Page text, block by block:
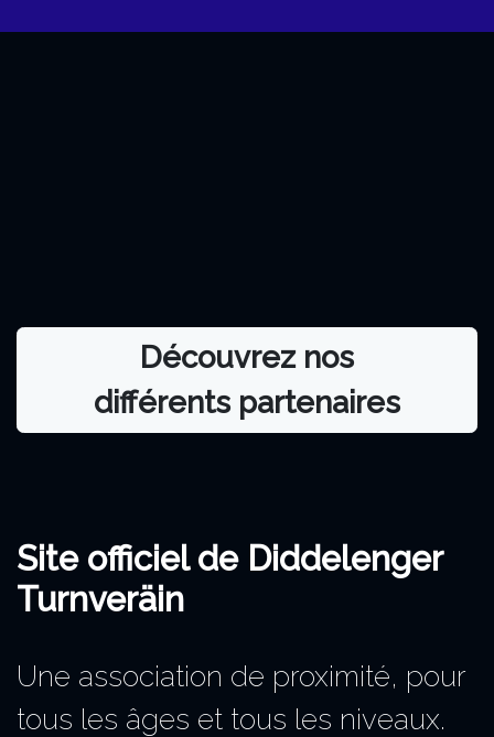
Découvrez nos
différents partenaires
Site officiel de Diddelenger
Turnveräin
Une association de proximité, pour
tous les âges et tous les niveaux.